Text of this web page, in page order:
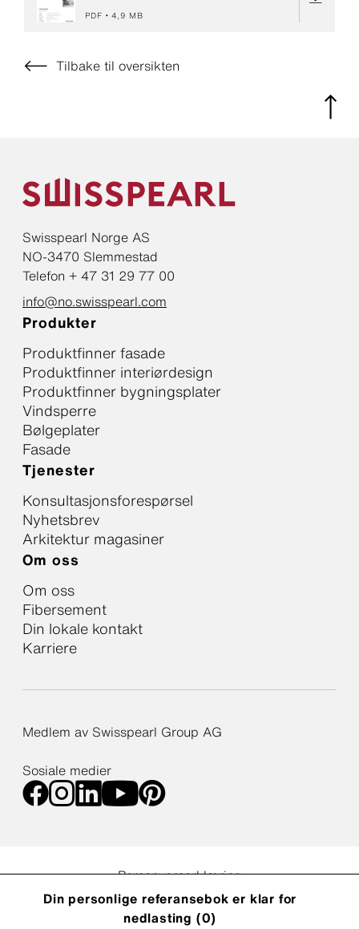
PDF 4,9 MB
Tilbake til oversikten
Din personlige referansebok er klar for
nedlasting (0)
Swisspearl Norge AS
NO-3470 Slemmestad
Telefon + 47 31 29 77 00
info@no.swisspearl.com
Produkter
Produktfinner fasade
Produktfinner interiørdesign
Produktfinner bygningsplater
Vindsperre
Bølgeplater
Fasade
Tjenester
Konsultasjonsforespørsel
Nyhetsbrev
Arkitektur magasiner
Om oss
Om oss
Fibersement
Din lokale kontakt
Karriere
Medlem av Swisspearl Group AG
Sosiale medier
Personvernerklæring
Erklæring om tilgjengelighet på nettet
Innstillinger for cookies